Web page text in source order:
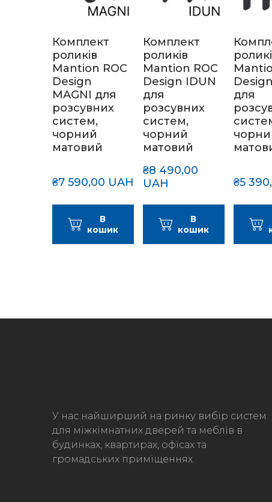
Комплект
роликів
Mantion ROC
Design
MAGNI для
розсувних
систем,
чорний
матовий
₴7 590,00 UAH
В
кошик
Комплект
роликів
Mantion ROC
Design IDUN
для
розсувних
систем,
чорний
матовий
₴8 490,00
UAH
В
кошик
для
₴5
У нас найширший на ринку вибір систем
для міжкімнатних дверей та меблів в
будинках, квартирах, офісах та
громадських приміщеннях.